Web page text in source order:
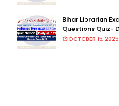
Bihar Librarian
Questions Quiz-
OCTOBER 15, 2025